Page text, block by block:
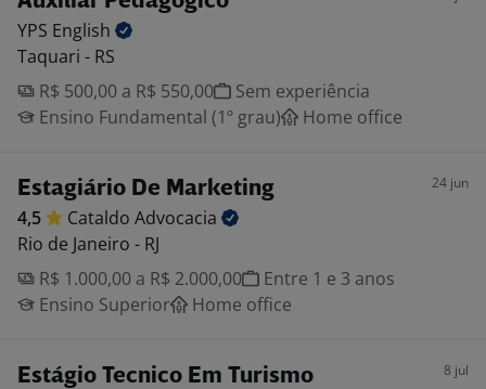
YPS English
Taquari - RS
R$ 500,00 a R$ 550,00
Sem experiência
Ensino Fundamental (1º grau)
Home office
Estagiário De Marketing 24 jun
4,5 Cataldo Advocacia
Rio de Janeiro - RJ
R$ 1.000,00 a R$ 2.000,00
Entre 1 e 3 anos
Ensino Superior
Home office
Estágio Tecnico Em Turismo 8 jul